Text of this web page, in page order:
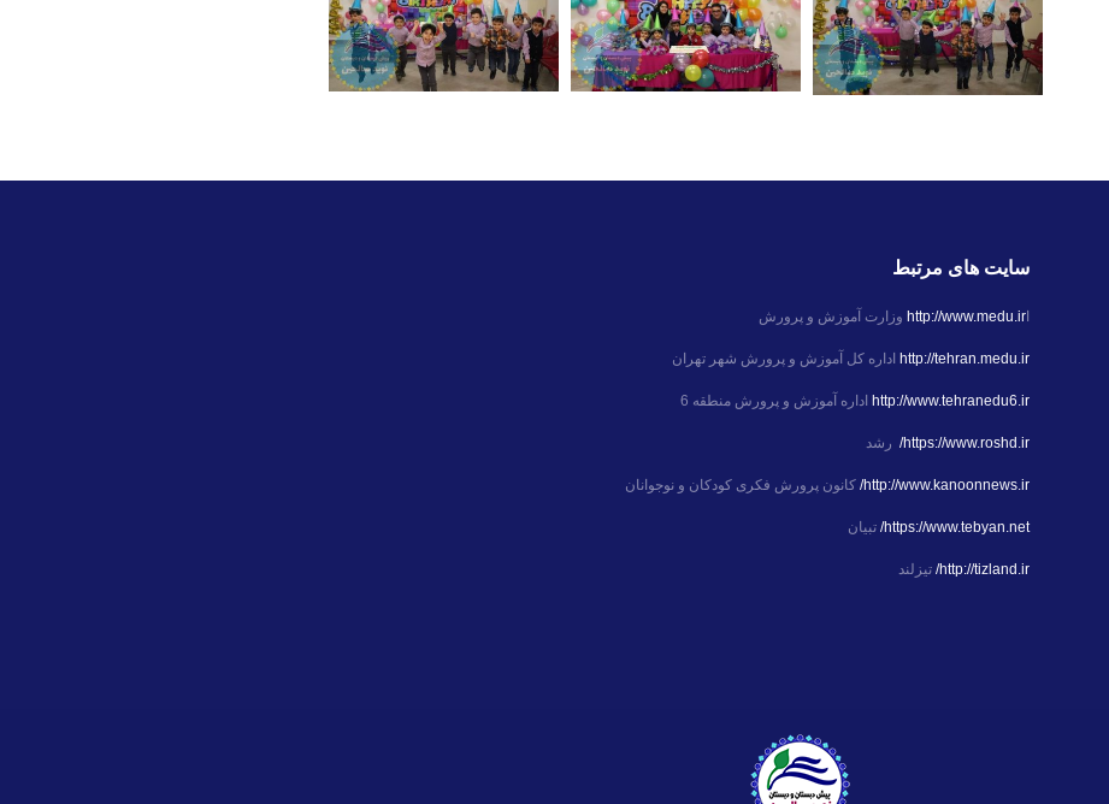
سایت های مرتبط
اhttp://www.medu.irوزارت آموزش و پرورش
http://tehran.medu.irاداره کل آموزش و پرورش شهر تهران
http://www.tehranedu6.irاداره آموزش و پرورش منطقه 6
https://www.roshd.ir/ رشد
http://www.kanoonnews.ir/ کانون پرورش فکری کودکان و نوجوانان
https://www.tebyan.net/ تبیان
http://tizland.ir/ تیزلند